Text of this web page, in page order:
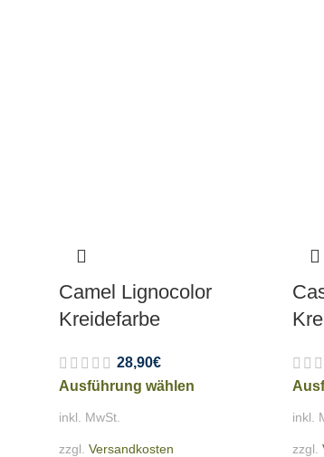
Camel Lignocolor
Kreidefarbe
28,90€
Ausführung wählen
inkl. MwSt.
zzgl.Versandkosten
inkl.
zzgl.